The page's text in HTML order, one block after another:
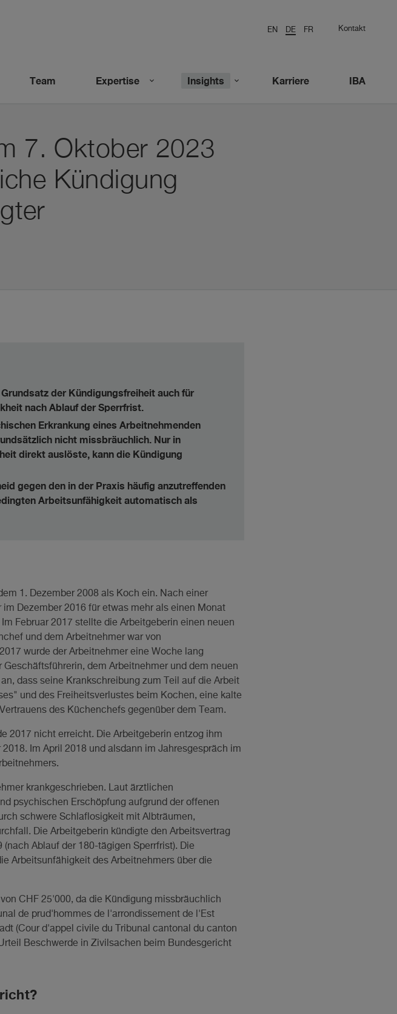
EN DE FR Kontakt
Team Expertise Insights Karriere IBA
7. Oktober 2023
Kündigung
der Kündigungsfreiheit auch für
nach Ablauf der Sperrfrist.
Erkrankung eines Arbeitnehmenden
nicht missbräuchlich. Nur in
direkt auslöste, kann die Kündigung
gegen den in der Praxis häufig anzutreffenden
Arbeitsunfähigkeit automatisch als
1. Dezember 2008 als Koch ein. Nach einer
Dezember 2016 für etwas mehr als einen Monat
Februar 2017 stellte die Arbeitgeberin einen neuen
und dem Arbeitnehmer war von
wurde der Arbeitnehmer eine Woche lang
dem Arbeitnehmer und dem neuen
dass seine Krankschreibung zum Teil auf die Arbeit
und des Freiheitsverlustes beim Kochen, eine kalte
des Küchenchefs gegenüber dem Team.
2017 nicht erreicht. Die Arbeitgeberin entzog ihm
Im April 2018 und alsdann im Jahresgespräch im
krankgeschrieben. Laut ärztlichen
psychischen Erschöpfung aufgrund der offenen
schwere Schlaflosigkeit mit Albträumen,
Die Arbeitgeberin kündigte den Arbeitsvertrag
Ablauf der 180-tägigen Sperrfrist). Die
Arbeitsunfähigkeit des Arbeitnehmers über die
CHF 25'000, da die Kündigung missbräuchlich
de prud'hommes de l'arrondissement de l'Est
(Cour d'appel civile du Tribunal cantonal du canton
Beschwerde in Zivilsachen beim Bundesgericht